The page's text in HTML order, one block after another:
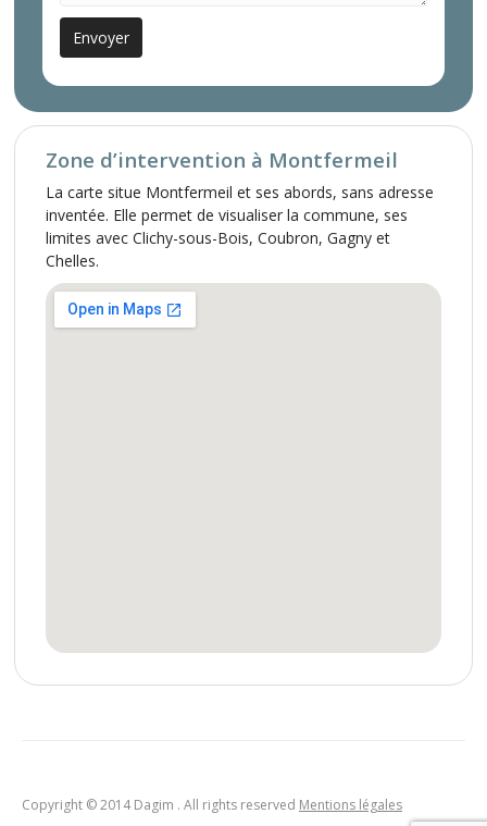
Zone d’intervention à Montfermeil
La carte situe Montfermeil et ses abords, sans adresse
inventée. Elle permet de visualiser la commune, ses
limites avec Clichy-sous-Bois, Coubron, Gagny et
Chelles.
Copyright © 2014 Dagim . All rights reserved Mentions légales